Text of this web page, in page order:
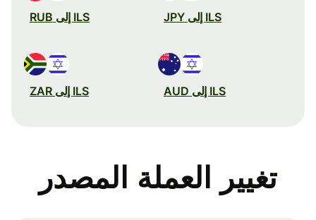
ILS إلى JPY ILS إلى RUB
ILS إلى AUD ILS إلى ZAR
تغيير العملة المصدر